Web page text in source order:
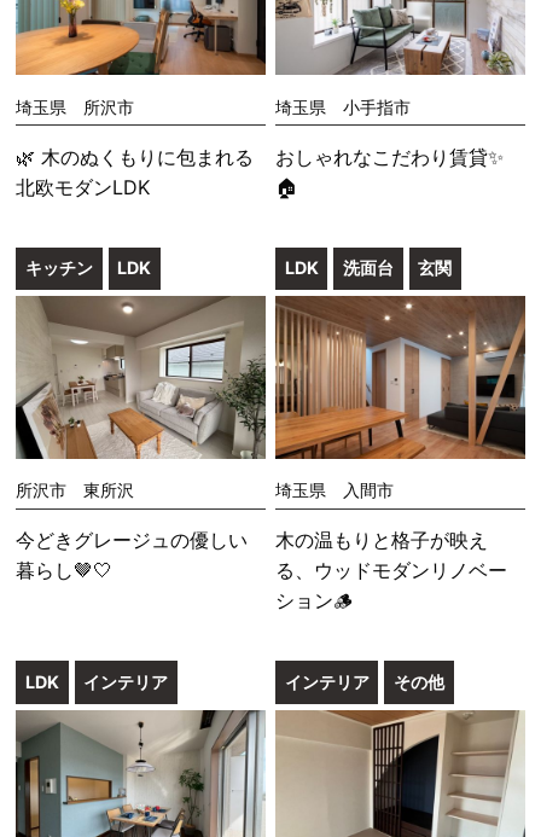
埼玉県 所沢市
🌿 木のぬくもりに包まれる
北欧モダンLDK
埼玉県 小手指市
おしゃれなこだわり賃貸✨
🏠
キッチン LDK
所沢市 東所沢
今どきグレージュの優しい
暮らし🤎🤍
LDK 洗面台 玄関
埼玉県 入間市
木の温もりと格子が映え
る、ウッドモダンリノベー
ション🪵
LDK インテリア インテリア その他